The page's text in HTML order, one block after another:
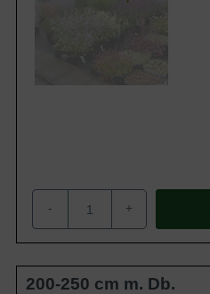
- +
200-250 cm m. Db.